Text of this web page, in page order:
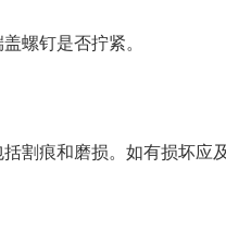
螺钉是否拧紧。
割痕和磨损。如有损坏应及